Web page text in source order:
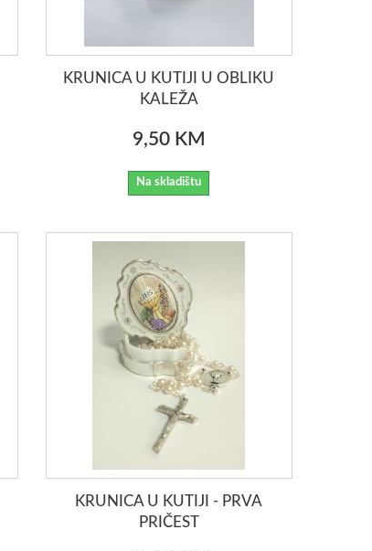
KRUNICA U KUTIJI U OBLIKU
KALEŽA
9,50 KM
Na skladištu
KRUNICA U KUTIJI - PRVA
PRIČEST